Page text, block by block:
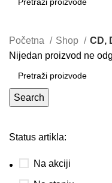
Status artikla:
Na akciji
Početna Shop
CD,
Nijedan proizvod ne
Search